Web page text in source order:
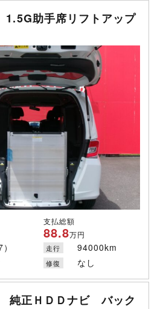
助手席リフトアップ
支払総額
88.8万円
走行 94000km
修復 なし
正ＨＤＤナビ バック